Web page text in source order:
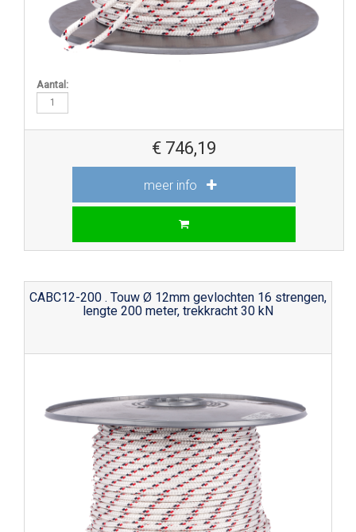
Aantal:
€ 746,19
meer info
CABC12-200 . Touw Ø 12mm gevlochten 16 strengen,
lengte 200 meter, trekkracht 30 kN